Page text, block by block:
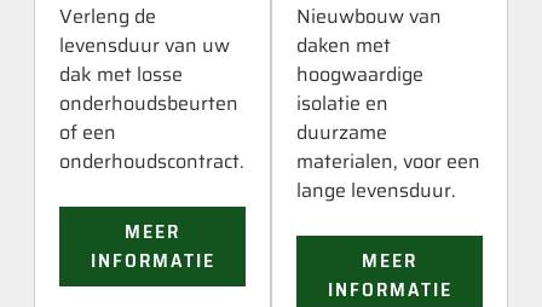
Verleng de
levensduur van uw
dak met losse
onderhoudsbeurten
of een
onderhoudscontract.
MEER
INFORMATIE
Nieuwbouw van
daken met
hoogwaardige
isolatie en
duurzame
materialen, voor een
lange levensduur.
MEER
INFORMATIE